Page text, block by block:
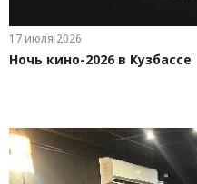
17 июля 2026
Ночь кино-2026 в Кузбассе